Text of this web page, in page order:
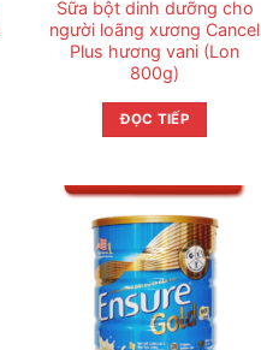
Sữa bột dinh dưỡng cho
người loãng xương Cancel
Plus hương vani (Lon
800g)
ĐỌC TIẾP